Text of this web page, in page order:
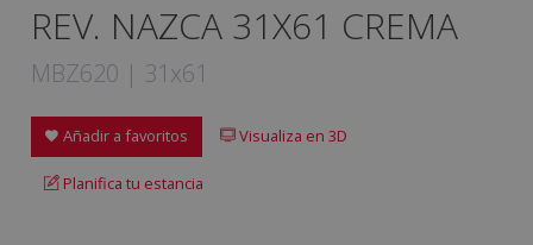
REV. NAZCA 31X61 CREMA
MBZ620 | 31x61
Añadir a favoritos Visualiza en 3D
Planifica tu estancia